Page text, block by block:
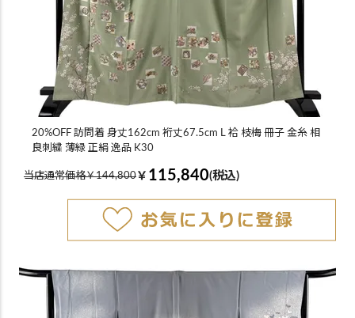
20%OFF 訪問着 身丈162cm 裄丈67.5cm L 袷 枝梅 冊子 金糸 相
良刺繍 薄緑 正絹 逸品 K30
当店通常価格￥144,800￥ 115,840(税込)